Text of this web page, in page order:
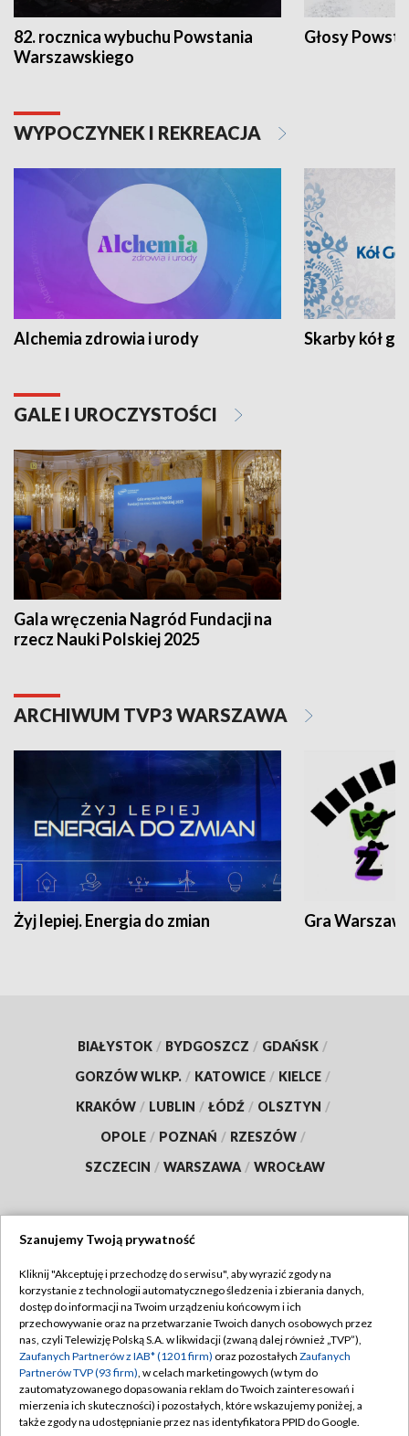
82. rocznica wybuchu Powstania
Warszawskiego
Głosy
WYPOCZYNEK I REKREACJA
Alchemia zdrowia i urody Skarby kół
GALE I UROCZYSTOŚCI
Gala wręczenia Nagród Fundacji na
rzecz Nauki Polskiej 2025
ARCHIWUM TVP3 WARSZAWA
Żyj lepiej. Energia do zmian Gra
BIAŁYSTOK / BYDGOSZCZ / GDAŃSK /
GORZÓW WLKP. / KATOWICE / KIELCE /
KRAKÓW / LUBLIN / ŁÓDŹ / OLSZTYN /
OPOLE / POZNAŃ / RZESZÓW /
SZCZECIN / WARSZAWA / WROCŁAW
TVP
Abonament TVP
Emisja w TVP
Centrum informacji TVP
Naziemna Telewizja Cyfrowa
Regulamin TVP
Polityka prywatności
Moje zgody
Pomoc
Szanujemy Twoją prywatność
Kliknij "Akceptuję i przechodzę do serwisu", aby wyrazić zgody na
korzystanie z technologii automatycznego śledzenia i zbierania danych,
dostęp do informacji na Twoim urządzeniu końcowym i ich
przechowywanie oraz na przetwarzanie Twoich danych osobowych przez
nas, czyli Telewizję Polską S.A. w likwidacji (zwaną dalej również „TVP”),
Zaufanych Partnerów z IAB* (1201 firm) oraz pozostałych Zaufanych
Partnerów TVP (93 firm), w celach marketingowych (w tym do
zautomatyzowanego dopasowania reklam do Twoich zainteresowań i
mierzenia ich skuteczności) i pozostałych, które wskazujemy poniżej, a
także zgody na udostępnianie przez nas identyfikatora PPID do Google.